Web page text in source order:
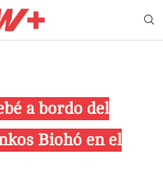
a bordo del
Biohó en el